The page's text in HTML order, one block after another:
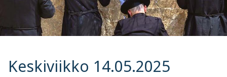
Hae:
Keskiviikko 14.05.2025